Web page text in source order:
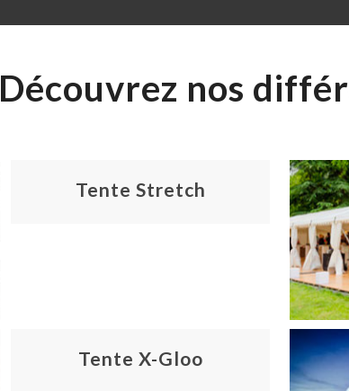
Découvrez nos
Tente Stretch
Tente X-Gloo